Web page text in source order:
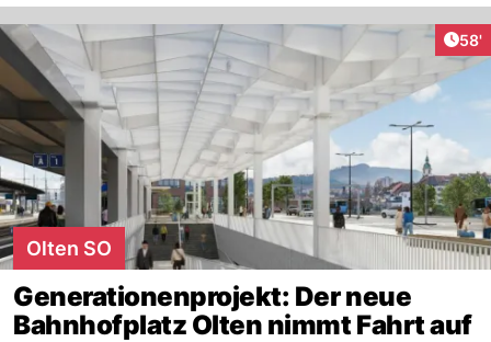
58'
Olten SO
Generationenprojekt: Der neue
Bahnhofplatz Olten nimmt Fahrt auf